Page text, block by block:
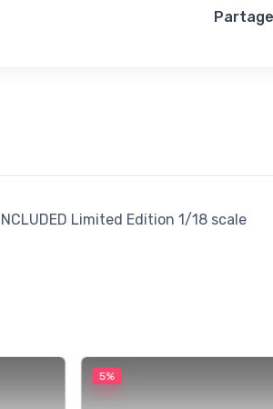
Limited Edition 1/18 scale
5%